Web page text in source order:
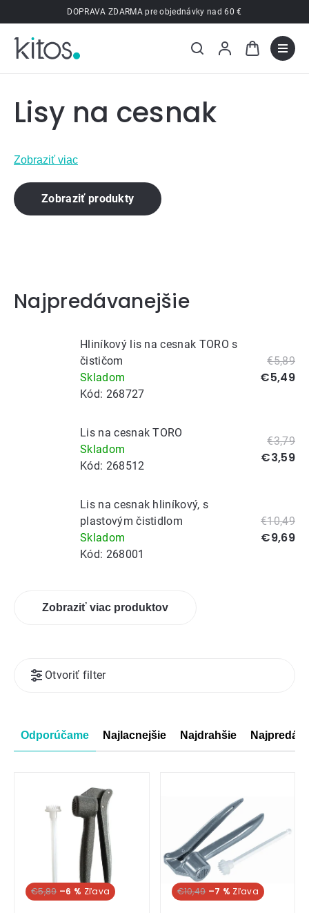
na
obsah
DOPRAVA ZDARMA pre objednávky nad 60 €
Lisy na cesnak
Zobraziť viac
Zobraziť produkty
Najpredávanejšie
Hliníkový lis na cesnak TORO s
čističom
Skladom
Kód: 268727
€5,89
€5,49
Lis na cesnak TORO
Skladom
Kód: 268512
€3,79
€3,59
Lis na cesnak hliníkový, s
plastovým čistidlom
Skladom
Kód: 268001
€10,49
€9,69
Zobraziť viac produktov
Radenie
produktov
Odporúčame Najlacnejšie Najdrahšie
Otvoriť filter
Výpis
€5,89 –6 % €10,49 –7 %